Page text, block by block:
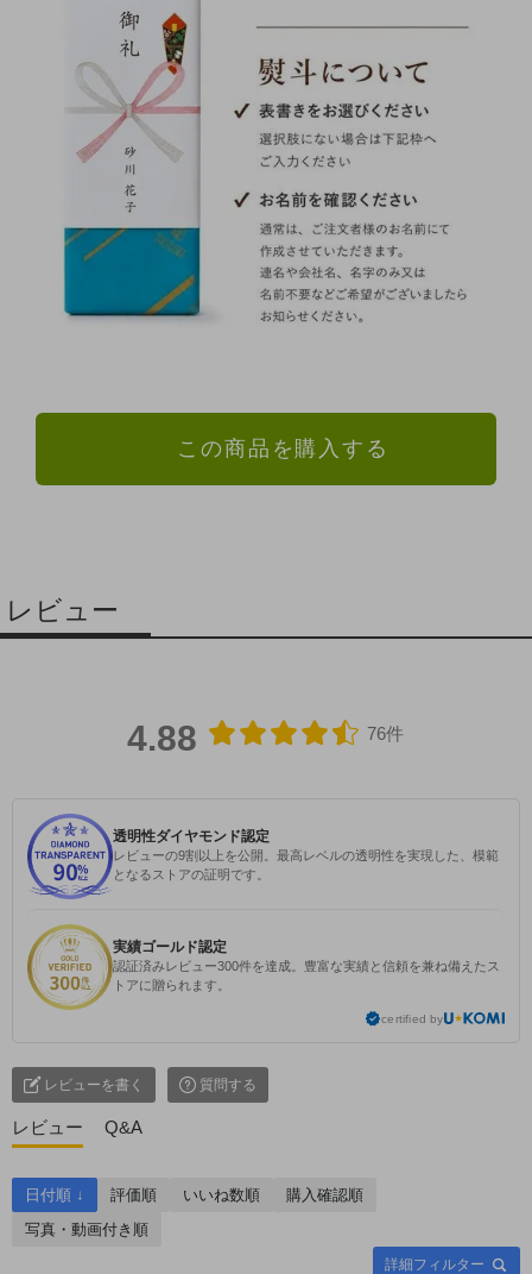
この商品を購入する
レビュー
4.88 76件
透明性ダイヤモンド認定
レビューの9割以上を公開。最高レベルの透明性を実現した、模範
となるストアの証明です。
実績ゴールド認定
認証済みレビュー300件を達成。豊富な実績と信頼を兼ね備えたス
トアに贈られます。
certified by
レビューを書く 質問する
レビュー Q&A
詳細フィルター
日付順 ↓ 評価順 いいね数順
購入確認順
写真・動画付き順